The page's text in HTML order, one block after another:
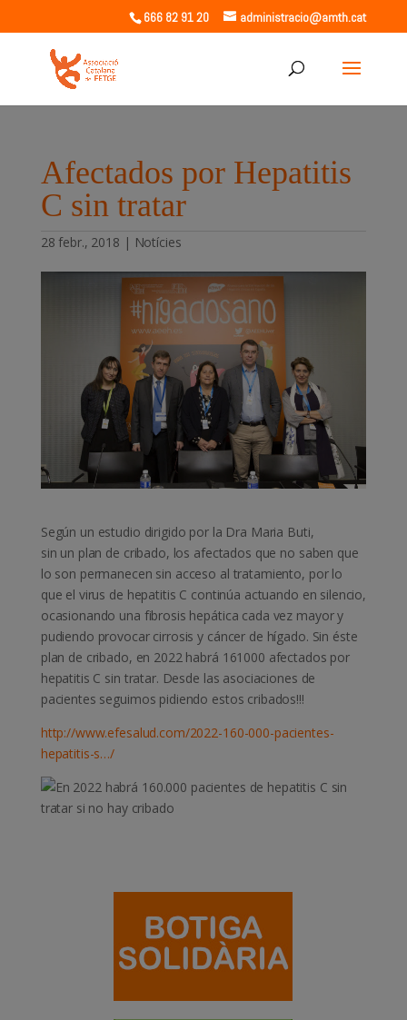
666 82 91 20 administracio@amth.cat
Afectados por Hepatitis
C sin tratar
28 febr., 2018 | Notícies
Según un estudio dirigido por la Dra Maria Buti,
sin un plan de cribado, los afectados que no saben que
lo son permanecen sin acceso al tratamiento, por lo
que el virus de hepatitis C continúa actuando en silencio,
ocasionando una fibrosis hepática cada vez mayor y
pudiendo provocar cirrosis y cáncer de hígado. Sin éste
plan de cribado, en 2022 habrá 161000 afectados por
hepatitis C sin tratar. Desde las asociaciones de
pacientes seguimos pidiendo estos cribados!!!
http://www.efesalud.com/2022-160-000-pacientes-
hepatitis-s…/